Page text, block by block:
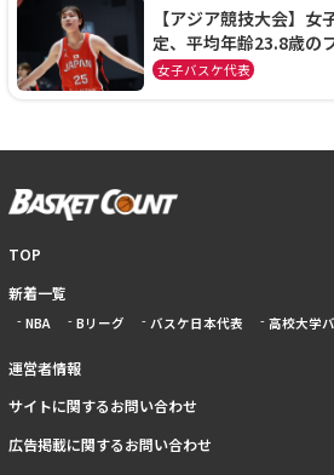
【アジア競技大会】
定、平均年齢23.8歳の
本開催の大舞台で頂点を
女子バスケ代表
TOP
新着一覧
NBA Bリーグ バスケ日本代表 高校大学
運営者情報
サイトに関するお問い合わせ
広告掲載に関するお問い合わせ